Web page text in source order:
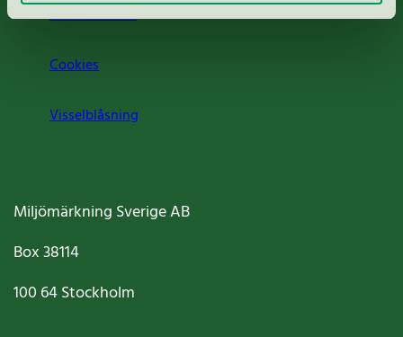
Jobba hos oss
Cookies
Visselblåsning
Miljömärkning Sverige AB
Box38114
100 64Stockholm